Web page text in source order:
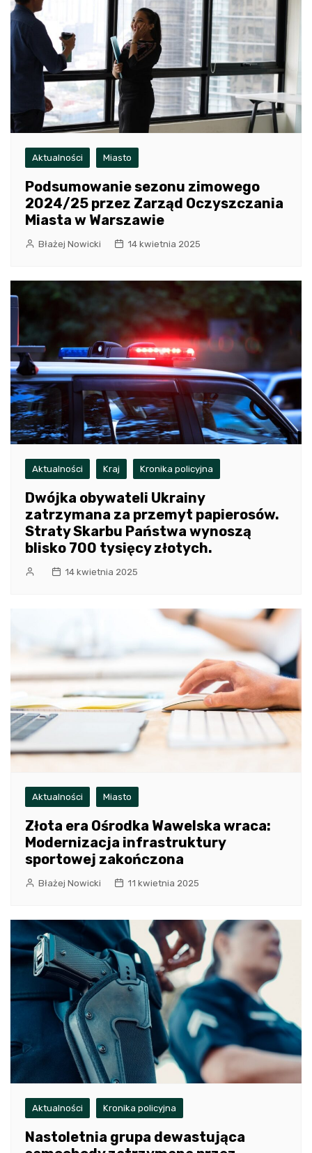
Aktualności Miasto
Podsumowanie sezonu zimowego
2024/25 przez Zarząd Oczyszczania
Miasta w Warszawie
Błażej Nowicki 14 kwietnia 2025
Aktualności Kraj Kronika policyjna
Dwójka obywateli Ukrainy
zatrzymana za przemyt papierosów.
Straty Skarbu Państwa wynoszą
blisko 700 tysięcy złotych.
14 kwietnia 2025
Aktualności Miasto
Złota era Ośrodka Wawelska wraca:
Modernizacja infrastruktury
sportowej zakończona
Błażej Nowicki 11 kwietnia 2025
Aktualności Kronika policyjna
Nastoletnia grupa dewastująca